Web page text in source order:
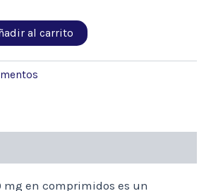
al carrito
mg en comprimidos es un